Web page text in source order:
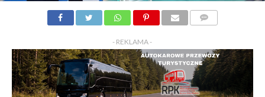
- REKLAMA -